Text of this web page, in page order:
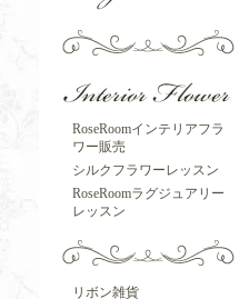
RoseRoomインテリアフラ
ワー販売
シルクフラワーレッスン
RoseRoomラグジュアリー
レッスン
リボン雑貨